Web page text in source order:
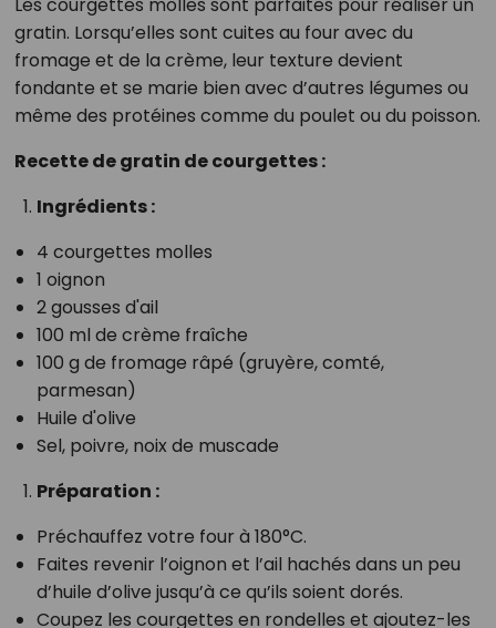
Les courgettes molles sont parfaites pour réaliser un
gratin. Lorsqu’elles sont cuites au four avec du
fromage et de la crème, leur texture devient
fondante et se marie bien avec d’autres légumes ou
même des protéines comme du poulet ou du poisson.
Recette de gratin de courgettes :
Ingrédients :
4 courgettes molles
1 oignon
2 gousses d'ail
100 ml de crème fraîche
100 g de fromage râpé (gruyère, comté,
parmesan)
Huile d'olive
Sel, poivre, noix de muscade
Préparation :
Préchauffez votre four à 180°C.
Faites revenir l’oignon et l’ail hachés dans un peu
d’huile d’olive jusqu’à ce qu’ils soient dorés.
Coupez les courgettes en rondelles et ajoutez-les